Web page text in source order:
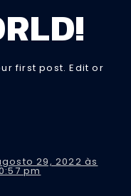
first post. Edit or
29, 2022 às
pm